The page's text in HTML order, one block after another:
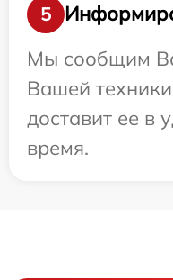
5
Мы сообщим
Вашей
доставит ее в
время.